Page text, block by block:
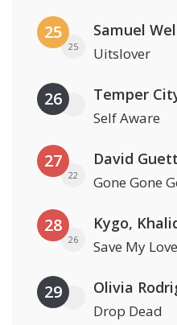
25
25
Samuel
Uitslover
26 Temper
Self Aware
27
22 Gone Gone
28
26
Kygo,
Save My Love
29 Olivia
Drop Dead